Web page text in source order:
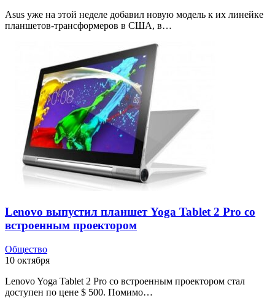
Asus уже на этой неделе добавил новую модель к их линейке
планшетов-трансформеров в США, в…
Lenovo выпустил планшет Yoga Tablet 2 Pro со
встроенным проектором
Общество
10 октября
Lenovo Yoga Tablet 2 Pro со встроенным проектором стал
доступен по цене $ 500. Помимо…